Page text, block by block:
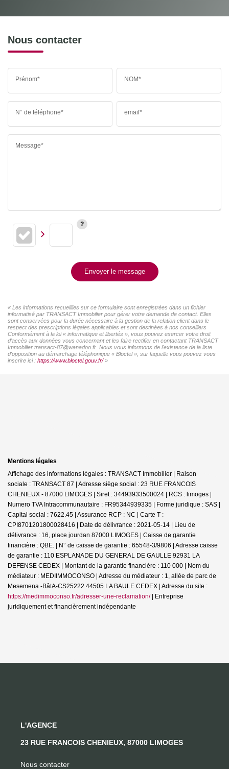
Nous contacter
Prénom* NOM*
N° de téléphone* email*
Message*
Envoyer le message
« Les informations recueillies sur ce formulaire sont enregistrées dans un fichier
informatisé par TRANSACT Immobilier pour gérer votre demande de contact. Elles
sont conservées pour la durée nécessaire à la gestion de la relation client dans le
respect des prescriptions légales applicables et sont destinées à nos conseillers
Conformément à la loi « informatique et libertés », vous pouvez exercer votre droit
d'accès aux données vous concernant et les faire rectifier en contactant TRANSACT
Immobilier transact-87@wanadoo.fr. Nous vous informons de l'existence de la liste
d'opposition au démarchage téléphonique « Bloctel », sur laquelle vous pouvez vous
inscrire ici : https://www.bloctel.gouv.fr/»
Mentions légales
Affichage des informations légales : TRANSACT Immobilier | Raison
sociale : TRANSACT 87 | Adresse siège social : 23 RUE FRANCOIS
CHENIEUX - 87000 LIMOGES | Siret : 34493933500024 | RCS : limoges |
Numero TVA Intracommunautaire : FR95344939335 | Forme juridique : SAS |
Capital social : 7622.45 | Assurance RCP : NC | Carte T :
CPI8701201800028416 | Date de délivrance : 2021-05-14 | Lieu de
délivrance : 16, place jourdan 87000 LIMOGES | Caisse de garantie
financière : QBE. | N° de caisse de garantie : 65548-3/9806 | Adresse caisse
de garantie : 110 ESPLANADE DU GENERAL DE GAULLE 92931 LA
DEFENSE CEDEX | Montant de la garantie financière : 110 000 | Nom du
médiateur : MEDIIMMOCONSO | Adresse du médiateur : 1, allée de parc de
Mesemena -BâtA-CS25222 44505 LA BAULE CEDEX | Adresse du site :
https://medimmoconso.fr/adresser-une-reclamation/| Entreprise
juridiquement et financièrement indépendante
L'AGENCE
23 RUE FRANCOIS CHENIEUX, 87000 LIMOGES
Nous contacter